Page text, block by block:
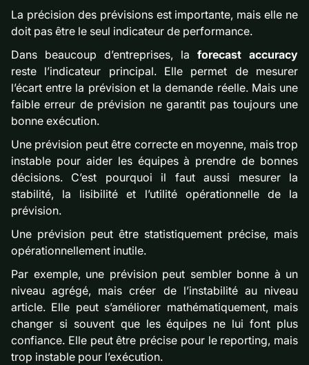
La précision des prévisions est importante, mais elle ne
doit pas être le seul indicateur de performance.
Dans beaucoup d’entreprises, la forecast accuracy
reste l’indicateur principal. Elle permet de mesurer
l’écart entre la prévision et la demande réelle. Mais une
faible erreur de prévision ne garantit pas toujours une
bonne exécution.
Une prévision peut être correcte en moyenne, mais trop
instable pour aider les équipes à prendre de bonnes
décisions. C’est pourquoi il faut aussi mesurer la
stabilité, la lisibilité et l’utilité opérationnelle de la
prévision.
Une prévision peut être statistiquement précise, mais
opérationnellement inutile.
Par exemple, une prévision peut sembler bonne à un
niveau agrégé, mais créer de l’instabilité au niveau
article. Elle peut s’améliorer mathématiquement, mais
changer si souvent que les équipes ne lui font plus
confiance. Elle peut être précise pour le reporting, mais
trop instable pour l’exécution.